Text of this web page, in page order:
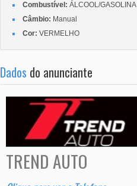
Combustível: ÁLCOOL/GASOLINA
Câmbio: Manual
Cor: VERMELHO
Dados do anunciante
TREND AUTO